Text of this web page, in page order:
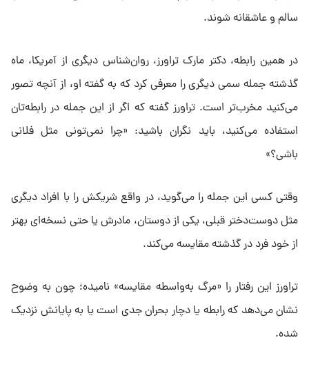
سالم و عاشقانه شوند.
در همین رابطه، دکتر مارک تراورز، روان‌شناس دیگری از آمریکا، ماه
گذشته جمله سمی دیگری را معرفی کرد که به گفته او، از آنچه تصور
می‌کنید مخرب‌تر است. تراورز گفته که اگر از این جمله در رابطه‌تان
استفاده می‌کنید، باید نگران باشید: «چرا نمی‌تونی مثل فلانی
باشی؟»
وقتی کسی این جمله را می‌گوید، در واقع شریکش را با افراد دیگری
مثل دوست‌دختر قبلی، یکی از دوستان، مادرش یا حتی نسخه‌ای بهتر
از خود فرد در گذشته مقایسه می‌کند.
تراورز این رفتار را «مرگ به‌واسطه مقایسه» نامیده؛ چون به وضوح
نشان می‌دهد که رابطه یا دچار بحران جدی است یا به پایانش نزدیک
شده.